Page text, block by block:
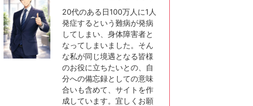
20代のある日100万人に1人
発症するという難病が発病
してしまい、身体障害者と
なってしまいました。そん
な私が同じ境遇となる皆様
のお役に立ちたいとの、自
分への備忘録としての意味
合いも含めて、サイトを作
成しています。宜しくお願